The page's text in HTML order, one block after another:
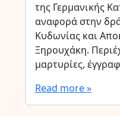
της Γερμανικής
αναφορά στην
Κυδωνίας και
Ξηρουχάκη.
μαρτυρίες,
Read more »